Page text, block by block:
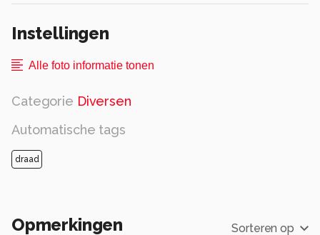
Instellingen
Alle foto informatie tonen
Categorie Diversen
Automatische tags
draad
Opmerkingen Sorteren op